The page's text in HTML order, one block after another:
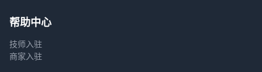
帮助中心
技师入驻
商家入驻